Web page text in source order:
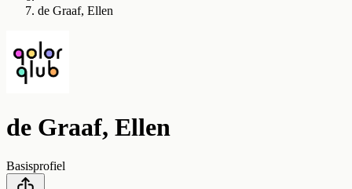
de Graaf, Ellen
de Graaf, Ellen
Basisprofiel